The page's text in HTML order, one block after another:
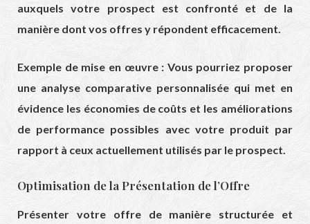
auxquels votre prospect est confronté et de la
manière dont vos offres y répondent efficacement.
Exemple de mise en œuvre : Vous pourriez proposer
une analyse comparative personnalisée qui met en
évidence les économies de coûts et les améliorations
de performance possibles avec votre produit par
rapport à ceux actuellement utilisés par le prospect.
Optimisation de la Présentation de l’Offre
Présenter votre offre de manière structurée et